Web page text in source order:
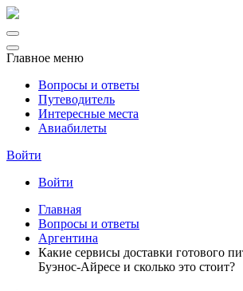
Главное меню
Вопросы и ответы
Путеводитель
Интересные места
Авиабилеты
Войти
Войти
Главная
Вопросы и ответы
Аргентина
Какие сервисы доставки готового
Буэнос-Айресе и сколько это стоит?